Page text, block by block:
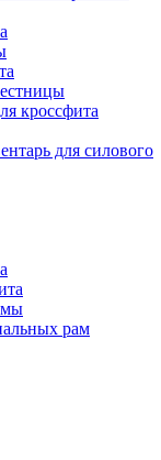
кроссфита
для силового
рам